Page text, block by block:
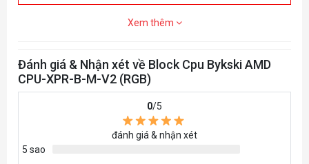
Xem thêm
Đánh giá & Nhận xét về Block Cpu Bykski AMD
CPU-XPR-B-M-V2 (RGB)
0/5
đánh giá & nhận xét
5 sao